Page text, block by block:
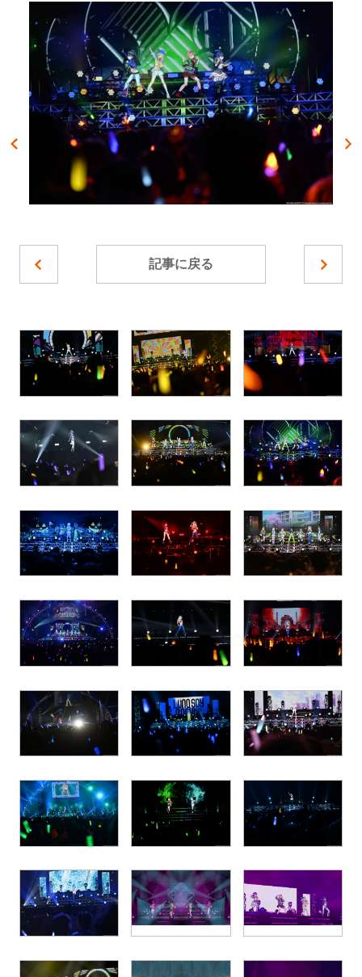
記事に戻る